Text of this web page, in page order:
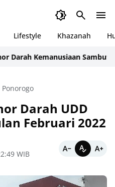
Lifestyle Khazanah
Kemanusiaan Sambut HUT
Ponorogo
Darah UDD
Februari 2022
WIB